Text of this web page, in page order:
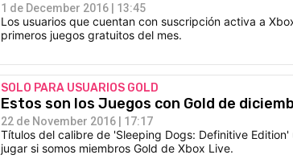
1 de December 2016 | 13:45
Los usuarios que cuentan con suscripción activa a
primeros juegos gratuitos del mes.
SOLO PARA USUARIOS GOLD
Estos son los Juegos con Gold de
22 de November 2016 | 17:17
Títulos del calibre de 'Sleeping Dogs: Definitive
jugar si somos miembros Gold de Xbox Live.